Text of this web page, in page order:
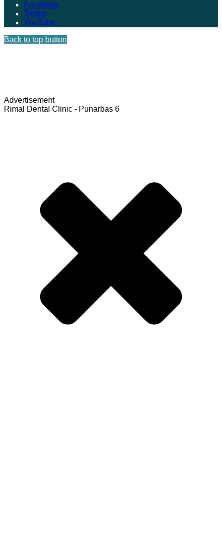
Facebook
Twitter
YouTube
Back to top button
Advertisement
Rimal Dental Clinic - Punarbas 6